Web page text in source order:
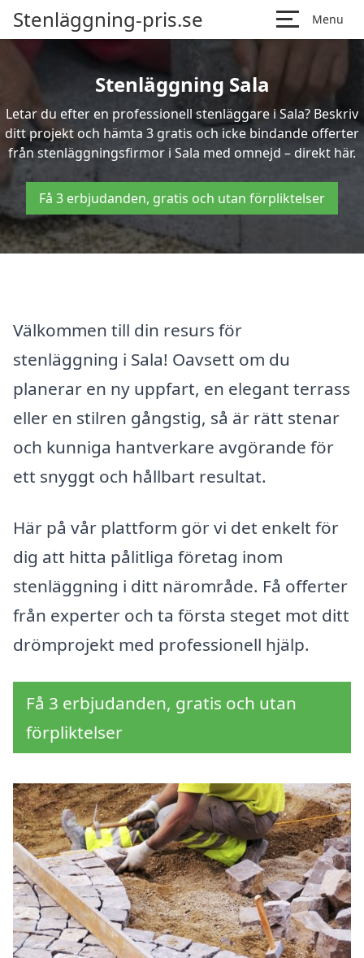
Stenläggning-pris.se Menu
Stenläggning Sala
Letar du efter en professionell stenläggare i Sala? Beskriv
ditt projekt och hämta 3 gratis och icke bindande offerter
från stenläggningsfirmor i Sala med omnejd – direkt här.
Få 3 erbjudanden, gratis och utan förpliktelser
Välkommen till din resurs för
stenläggning i Sala! Oavsett om du
planerar en ny uppfart, en elegant terrass
eller en stilren gångstig, så är rätt stenar
och kunniga hantverkare avgörande för
ett snyggt och hållbart resultat.
Här på vår plattform gör vi det enkelt för
dig att hitta pålitliga företag inom
stenläggning i ditt närområde. Få offerter
från experter och ta första steget mot ditt
drömprojekt med professionell hjälp.
Få 3 erbjudanden, gratis och utan
förpliktelser